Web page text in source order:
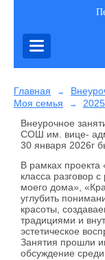
Главная →
Моя семья →
Внеурочное
СОШ им. вице-
30 января 2026г
В рамках
класса разговор
моего дома»,
углубить
красоты,
традициями и
эстетическое
Занятия прошли
обсуждение среди